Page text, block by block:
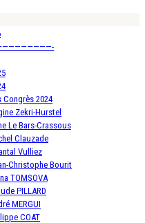
Congrès 2024
Zekri-Hurstel
Le Bars-Crassous
Clauzade
Vulliez
Christophe Bourit
TOMSOVA
PILLARD
MERGUI
COAT